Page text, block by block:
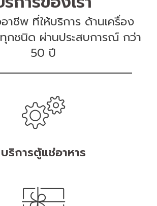
าชีพ ที่ให้บริการ ด้านเครื่อง
กชนิด ผ่านประสบการณ์ กว่า
50 ปี
บริการตู้แช่อาหาร